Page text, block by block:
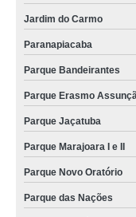
Jardim do Carmo
Paranapiacaba
Parque Bandeirantes
Parque Erasmo
Parque Jaçatuba
Parque Marajoara I e II
Parque Novo Oratório
Parque das Nações